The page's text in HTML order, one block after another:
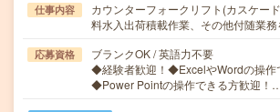
仕事内容
カウンターフォークリフト(カスケー
料水入出荷積載作業、その他付随業
応募資格
ブランクOK / 英語力不要
◆経験者歓迎！◆ExcelやWordの操作
◆Power Pointの操作できる方歓迎！